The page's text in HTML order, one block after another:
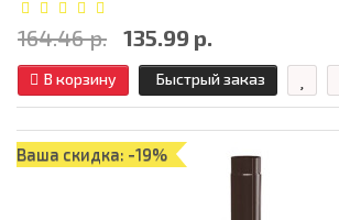
164.46 р. 135.99 р.
В корзину Быстрый заказ
Ваша скидка: -19%